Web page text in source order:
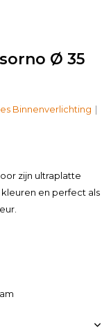
Ø 35
Binnenverlichting
zijn ultraplatte
en perfect als